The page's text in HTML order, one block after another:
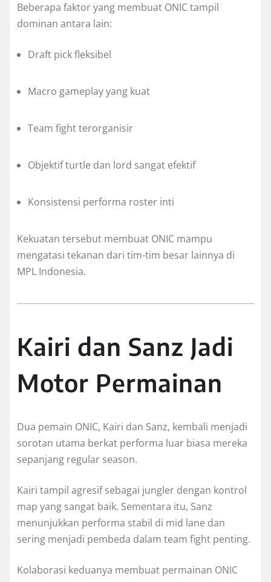
Beberapa faktor yang membuat ONIC tampil
dominan antara lain:
Draft pick fleksibel
Macro gameplay yang kuat
Team fight terorganisir
Objektif turtle dan lord sangat efektif
Konsistensi performa roster inti
Kekuatan tersebut membuat ONIC mampu
mengatasi tekanan dari tim-tim besar lainnya di
MPL Indonesia.
Kairi dan Sanz Jadi
Motor Permainan
Dua pemain ONIC, Kairi dan Sanz, kembali menjadi
sorotan utama berkat performa luar biasa mereka
sepanjang regular season.
Kairi tampil agresif sebagai jungler dengan kontrol
map yang sangat baik. Sementara itu, Sanz
menunjukkan performa stabil di mid lane dan
sering menjadi pembeda dalam team fight penting.
Kolaborasi keduanya membuat permainan ONIC